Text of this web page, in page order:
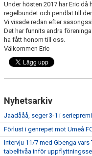
Under hösten 2017 har Eric då
regelbundet och pendlat till
Vi visade redan efter
Det har funnits andra
ha fått honom till oss.
Välkommen Eric
Nyhetsarkiv
Jaadååå, seger 3-1 i
Förlust i genrepet mot Umeå
Intervju 11/7 med Gbenga
tabelltvåa inför